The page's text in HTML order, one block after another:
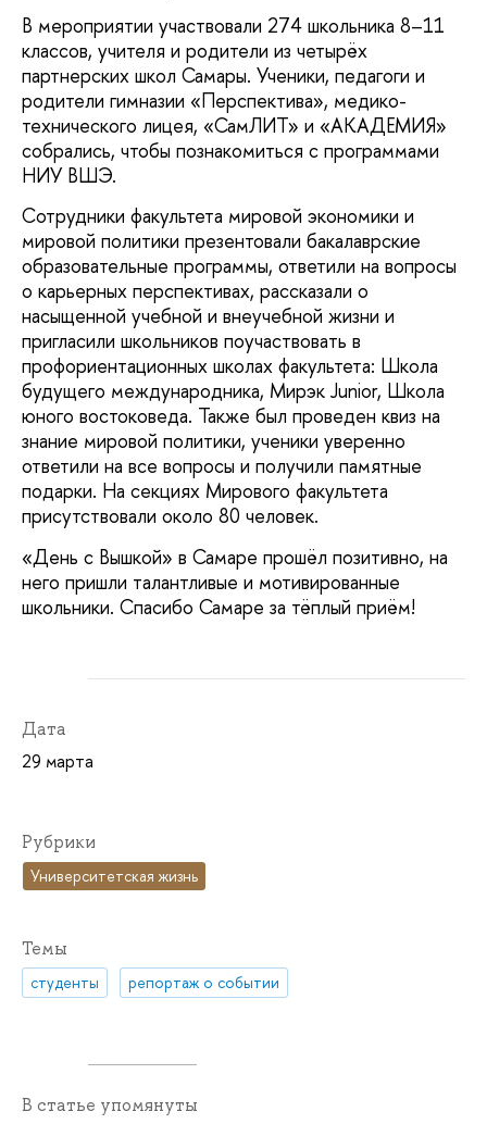
В мероприятии участвовали 274 школьника 8–11
классов, учителя и родители из четырёх
партнерских школ Самары. Ученики, педагоги и
родители гимназии «Перспектива», медико-
технического лицея, «СамЛИТ» и «АКАДЕМИЯ»
собрались, чтобы познакомиться с программами
НИУ ВШЭ.
Сотрудники факультета мировой экономики и
мировой политики презентовали бакалаврские
образовательные программы, ответили на вопросы
о карьерных перспективах, рассказали о
насыщенной учебной и внеучебной жизни и
пригласили школьников поучаствовать в
профориентационных школах факультета: Школа
будущего международника, Мирэк Junior, Школа
юного востоковеда. Также был проведен квиз на
знание мировой политики, ученики уверенно
ответили на все вопросы и получили памятные
подарки. На секциях Мирового факультета
присутствовали около 80 человек.
«День с Вышкой» в Самаре прошёл позитивно, на
него пришли талантливые и мотивированные
школьники. Спасибо Самаре за тёплый приём!
Дата
29 марта
Рубрики
Университетская жизнь
Темы
студенты репортаж о событии
В статье упомянуты